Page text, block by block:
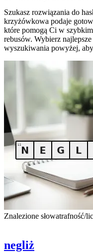
Szukasz rozwiązania do
krzyżówkowa podaje
które pomogą Ci w
rebusów. Wybierz
wyszukiwania powyżej,
Znalezione słowatrafność/
negliż